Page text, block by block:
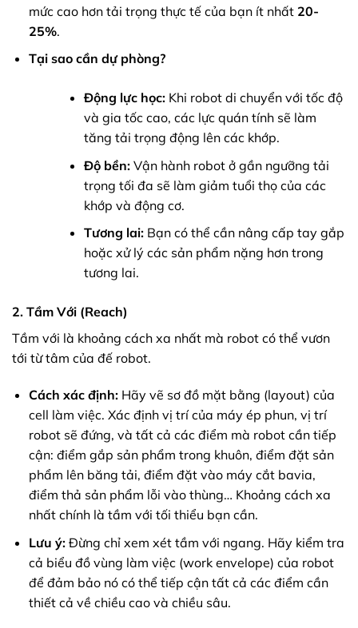
mức cao hơn tải trọng thực tế của bạn ít nhất 20-
25%.
Tại sao cần dự phòng?
Động lực học:Khi robot di chuyển với tốc độ
và gia tốc cao, các lực quán tính sẽ làm
tăng tải trọng động lên các khớp.
Độ bền:Vận hành robot ở gần ngưỡng tải
trọng tối đa sẽ làm giảm tuổi thọ của các
khớp và động cơ.
Tương lai:Bạn có thể cần nâng cấp tay gắp
hoặc xử lý các sản phẩm nặng hơn trong
tương lai.
2. Tầm Với (Reach)
Tầm với là khoảng cách xa nhất mà robot có thể vươn
tới từ tâm của đế robot.
Cách xác định:Hãy vẽ sơ đồ mặt bằng (layout) của
cell làm việc. Xác định vị trí của máy ép phun, vị trí
robot sẽ đứng, và tất cả các điểm mà robot cần tiếp
cận: điểm gắp sản phẩm trong khuôn, điểm đặt sản
phẩm lên băng tải, điểm đặt vào máy cắt bavia,
điểm thả sản phẩm lỗi vào thùng… Khoảng cách xa
nhất chính là tầm với tối thiểu bạn cần.
Lưu ý:Đừng chỉ xem xét tầm với ngang. Hãy kiểm tra
cả biểu đồ vùng làm việc (work envelope) của robot
để đảm bảo nó có thể tiếp cận tất cả các điểm cần
thiết cả về chiều cao và chiều sâu.